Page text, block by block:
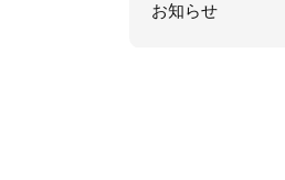
お知らせ